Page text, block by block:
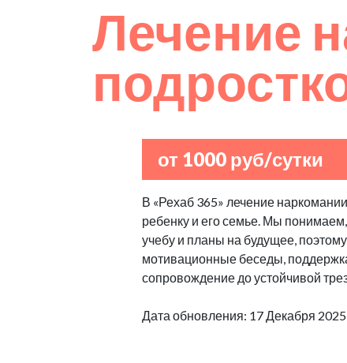
Лечение
от 1000 руб/сутки
В «Рехаб 365» лечение
ребенку и его семье. Мы
учебу и планы на будущее,
мотивационные беседы,
сопровождение до устойчивой
Дата обновления: 17 Декабря 2025